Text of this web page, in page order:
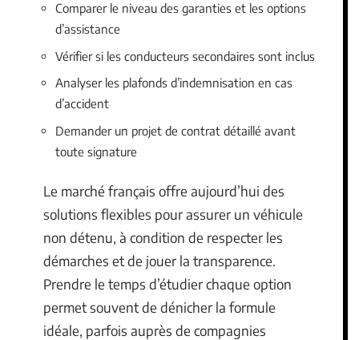
Comparer le niveau des garanties et les options
d’assistance
Vérifier si les conducteurs secondaires sont inclus
Analyser les plafonds d’indemnisation en cas
d’accident
Demander un projet de contrat détaillé avant
toute signature
Le marché français offre aujourd’hui des
solutions flexibles pour assurer un véhicule
non détenu, à condition de respecter les
démarches et de jouer la transparence.
Prendre le temps d’étudier chaque option
permet souvent de dénicher la formule
idéale, parfois auprès de compagnies